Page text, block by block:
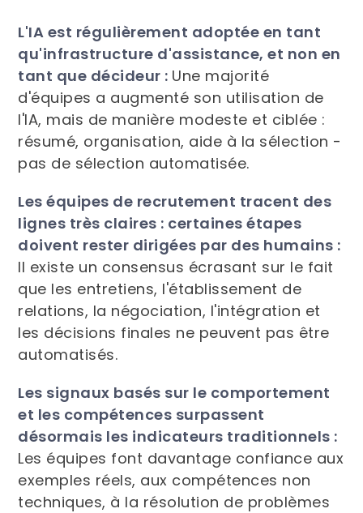
L'IA est régulièrement adoptée en tant
qu'infrastructure d'assistance, et non en
tant que décideur : Une majorité
d'équipes a augmenté son utilisation de
l'IA, mais de manière modeste et ciblée :
résumé, organisation, aide à la sélection -
pas de sélection automatisée.
Les équipes de recrutement tracent des
lignes très claires : certaines étapes
doivent rester dirigées par des humains :
Il existe un consensus écrasant sur le fait
que les entretiens, l'établissement de
relations, la négociation, l'intégration et
les décisions finales ne peuvent pas être
automatisés.
Les signaux basés sur le comportement
et les compétences surpassent
désormais les indicateurs traditionnels :
Les équipes font davantage confiance aux
exemples réels, aux compétences non
techniques, à la résolution de problèmes